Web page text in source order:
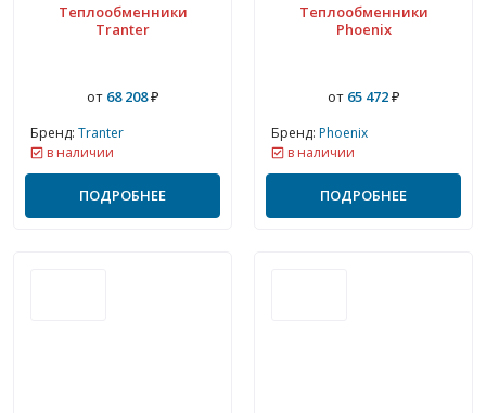
Теплообменники
Tranter
от68 208₽
Бренд: Tranter
в наличии
ПОДРОБНЕЕ
Теплообменники
Phoenix
от65 472₽
Бренд: Phoenix
в наличии
ПОДРОБНЕЕ